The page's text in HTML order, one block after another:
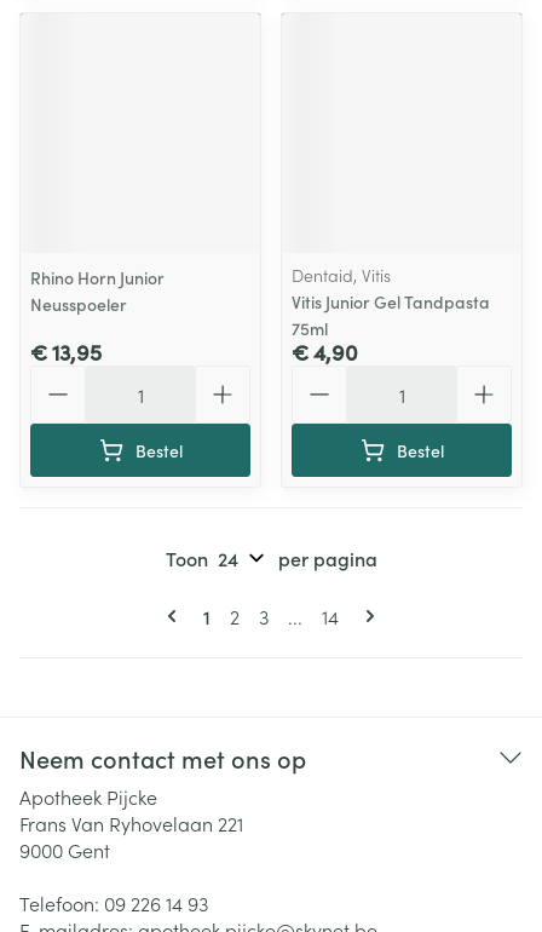
Rhino Horn Junior
Neusspoeler
€ 13,95
Bestel
Dentaid, Vitis
Vitis Junior Gel Tandpasta
75ml
€ 4,90
Bestel
Pagina's
U lees momenteel pagina
1 Pagina
2 Pagina
3 ... Pagina
14
Toon per pagina
Neem contact met ons op
Apotheek Pijcke
Frans Van Ryhovelaan 221
9000 Gent
Telefoon: 09 226 14 93